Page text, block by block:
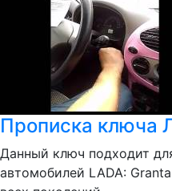
Прописка ключа
Данный ключ подходит
автомобилей LADA: